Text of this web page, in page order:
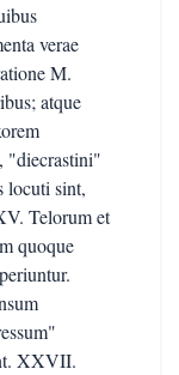
verae
M.
atque
"diecrastini"
locuti sint,
Telorum et
quoque
XXVII.